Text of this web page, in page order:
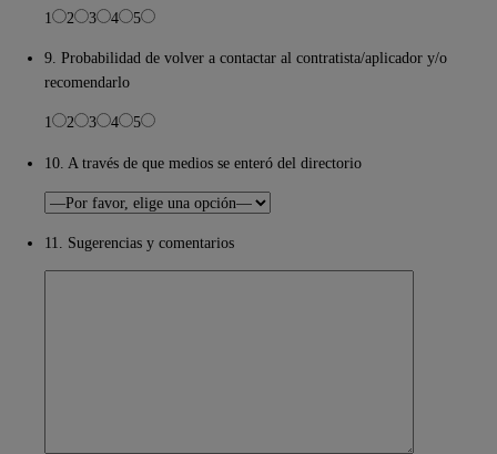
1 2 3 4 5
9. Probabilidad de volver a contactar al contratista/aplicador y/o
recomendarlo
1 2 3 4 5
10. A través de que medios se enteró del directorio
11. Sugerencias y comentarios